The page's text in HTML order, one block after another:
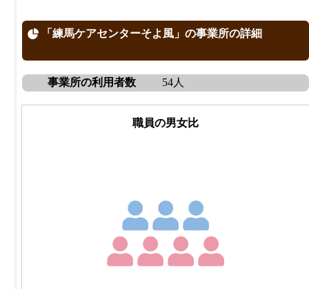
「練馬ケアセンターそよ風」の事業所の詳細
事業所の利用者数 54人
職員の男女比